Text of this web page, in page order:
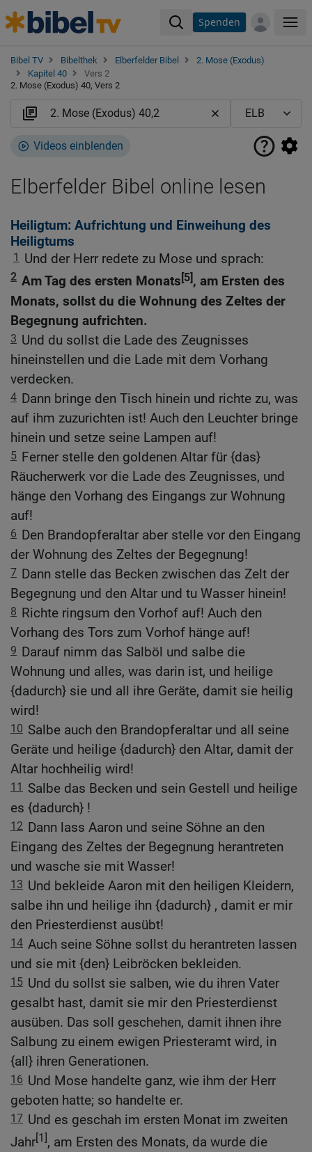
Spenden
Bibel TV Bibelthek Elberfelder Bibel
2. Mose (Exodus)
Kapitel 40
Vers 2
2. Mose (Exodus) 40, Vers 2
Videos einblenden
Elberfelder Bibel online lesen
Heiligtum: Aufrichtung und Einweihung des
Heiligtums
1 Und der Herr redete zu Mose und sprach:
2 Am Tag des ersten Monats [5], am Ersten des
Monats, sollst du die Wohnung des Zeltes der
Begegnung aufrichten.
3 Und du sollst die Lade des Zeugnisses
hineinstellen und die Lade mit dem Vorhang
verdecken.
4 Dann bringe den Tisch hinein und richte zu, was
auf ihm zuzurichten ist! Auch den Leuchter bringe
hinein und setze seine Lampen auf!
5 Ferner stelle den goldenen Altar für {das}
Räucherwerk vor die Lade des Zeugnisses, und
hänge den Vorhang des Eingangs zur Wohnung
auf!
6 Den Brandopferaltar aber stelle vor den Eingang
der Wohnung des Zeltes der Begegnung!
7 Dann stelle das Becken zwischen das Zelt der
Begegnung und den Altar und tu Wasser hinein!
8 Richte ringsum den Vorhof auf! Auch den
Vorhang des Tors zum Vorhof hänge auf!
9 Darauf nimm das Salböl und salbe die
Wohnung und alles, was darin ist, und heilige
{dadurch} sie und all ihre Geräte, damit sie heilig
wird!
10 Salbe auch den Brandopferaltar und all seine
Geräte und heilige {dadurch} den Altar, damit der
Altar hochheilig wird!
11 Salbe das Becken und sein Gestell und heilige
es {dadurch} !
12 Dann lass Aaron und seine Söhne an den
Eingang des Zeltes der Begegnung herantreten
und wasche sie mit Wasser!
13 Und bekleide Aaron mit den heiligen Kleidern,
salbe ihn und heilige ihn {dadurch} , damit er mir
den Priesterdienst ausübt!
14 Auch seine Söhne sollst du herantreten lassen
und sie mit {den} Leibröcken bekleiden.
15 Und du sollst sie salben, wie du ihren Vater
gesalbt hast, damit sie mir den Priesterdienst
ausüben. Das soll geschehen, damit ihnen ihre
Salbung zu einem ewigen Priesteramt wird, in
{all} ihren Generationen.
16 Und Mose handelte ganz, wie ihm der Herr
geboten hatte; so handelte er.
17 Und es geschah im ersten Monat im zweiten
Jahr[1], am Ersten des Monats, da wurde die